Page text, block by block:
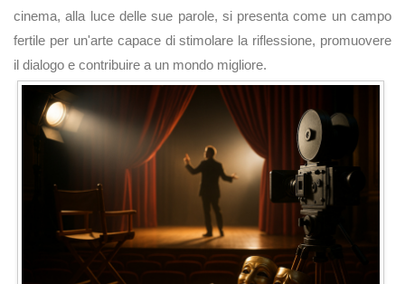
cinema, alla luce delle sue parole, si presenta come un campo
fertile per un'arte capace di stimolare la riflessione, promuovere
il dialogo e contribuire a un mondo migliore.